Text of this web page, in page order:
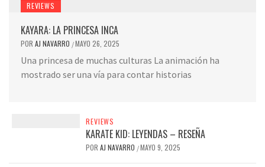
REVIEWS
KAYARA: LA PRINCESA INCA
POR AJ NAVARRO /MAYO 26, 2025
Una princesa de muchas culturas La animación ha
mostrado ser una vía para contar historias
REVIEWS
KARATE KID: LEYENDAS – RESEÑA
POR AJ NAVARRO /MAYO 9, 2025